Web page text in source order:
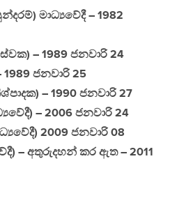
මාධ්‍යවේදී – 1982
– 1989 ජනවාරි 24
ජනවාරි 25
– 1990 ජනවාරි 27
– 2006 ජනවාරි 24
2009 ජනවාරි 08
– අතුරුදහන් කර ඇත – 2011